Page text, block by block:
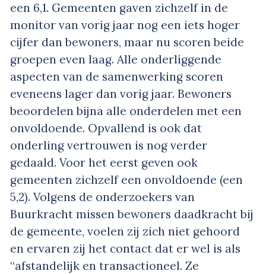
een 6,1. Gemeenten gaven zichzelf in de
monitor van vorig jaar nog een iets hoger
cijfer dan bewoners, maar nu scoren beide
groepen even laag. Alle onderliggende
aspecten van de samenwerking scoren
eveneens lager dan vorig jaar. Bewoners
beoordelen bijna alle onderdelen met een
onvoldoende. Opvallend is ook dat
onderling vertrouwen is nog verder
gedaald. Voor het eerst geven ook
gemeenten zichzelf een onvoldoende (een
5,2). Volgens de onderzoekers van
Buurkracht missen bewoners daadkracht bij
de gemeente, voelen zij zich niet gehoord
en ervaren zij het contact dat er wel is als
“afstandelijk en transactioneel. Ze